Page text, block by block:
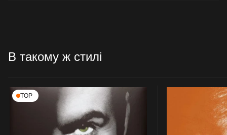
В такому ж стилі
TOP